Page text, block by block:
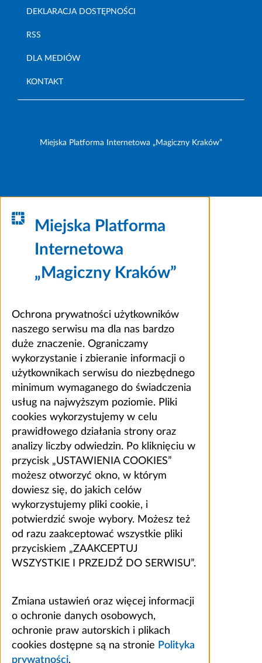
DEKLARACJA DOSTĘPNOŚCI
RSS
DLA MEDIÓW
KONTAKT
Miejska Platforma Internetowa „Magiczny Kraków”
Miejska Platforma
Internetowa
„Magiczny Kraków”
Ochrona prywatności użytkowników
naszego serwisu ma dla nas bardzo
duże znaczenie. Ograniczamy
wykorzystanie i zbieranie informacji o
użytkownikach serwisu do niezbędnego
minimum wymaganego do świadczenia
usług na najwyższym poziomie. Pliki
cookies wykorzystujemy w celu
prawidłowego działania strony oraz
analizy liczby odwiedzin. Po kliknięciu w
przycisk „USTAWIENIA COOKIES”
możesz otworzyć okno, w którym
dowiesz się, do jakich celów
wykorzystujemy pliki cookie, i
potwierdzić swoje wybory. Możesz też
od razu zaakceptować wszystkie pliki
przyciskiem „ZAAKCEPTUJ
WSZYSTKIE I PRZEJDŹ DO SERWISU”.
Zmiana ustawień oraz więcej informacji
o ochronie danych osobowych,
ochronie praw autorskich i plikach
cookies dostępne są na stronie Polityka
prywatności.